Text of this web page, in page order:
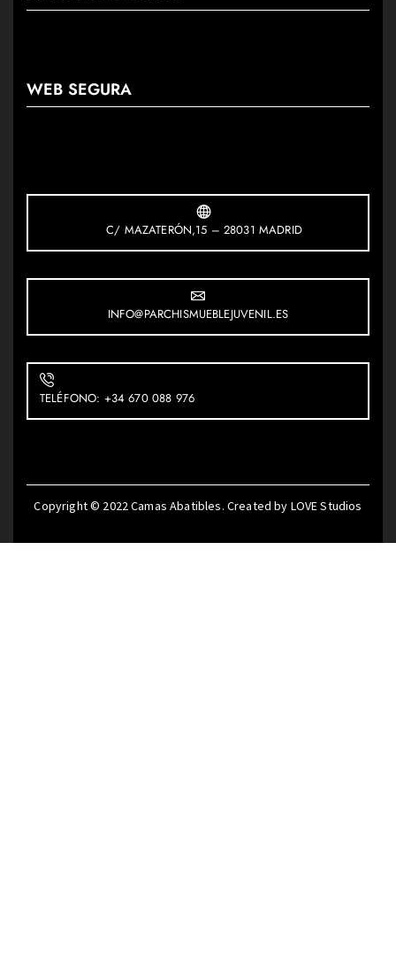
WEB SEGURA
C/ MAZATERÓN,15 – 28031 MADRID
INFO@PARCHISMUEBLEJUVENIL.ES
TELÉFONO: +34 670 088 976
Copyright © 2022Camas Abatibles. Created by LOVE Studios